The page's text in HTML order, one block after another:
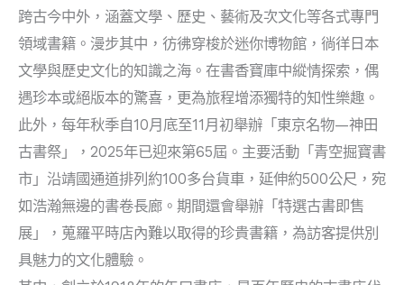
跨古今中外，涵蓋文學、歷史、藝術及次文化等各式專門
領域書籍。漫步其中，彷彿穿梭於迷你博物館，徜徉日本
文學與歷史文化的知識之海。在書香寶庫中縱情探索，偶
遇珍本或絕版本的驚喜，更為旅程增添獨特的知性樂趣。
此外，每年秋季自10月底至11月初舉辦「東京名物—神田
古書祭」，2025年已迎來第65屆。主要活動「青空掘寶書
市」沿靖國通道排列約100多台貨車，延伸約500公尺，宛
如浩瀚無邊的書卷長廊。期間還會舉辦「特選古書即售
展」，蒐羅平時店內難以取得的珍貴書籍，為訪客提供別
具魅力的文化體驗。